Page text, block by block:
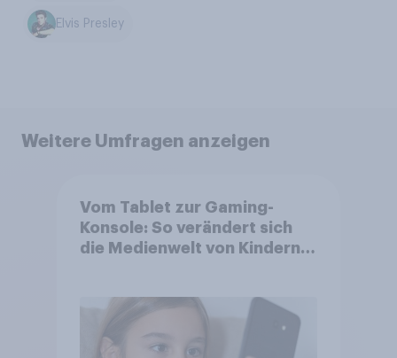
Elvis Presley
Weitere Umfragen anzeigen
Vom Tablet zur Gaming-
Konsole: So verändert sich
die Medienwelt von Kindern